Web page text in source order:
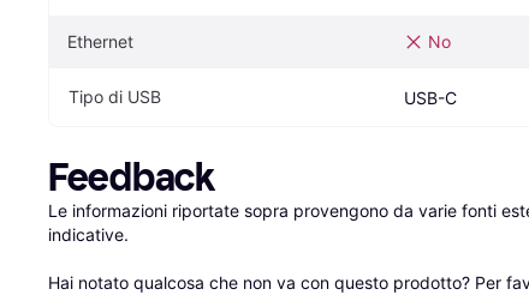
Ethernet No
Tipo di USB USB-C
Feedback
Le informazioni riportate sopra provengono da varie fonti
indicative.
Hai notato qualcosa che non va con questo prodotto? Per